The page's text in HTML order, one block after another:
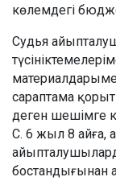
көлемдегі
Судья
сараптама
деген шешімге
С. 6 жыл 8 айға,
бостандығынан